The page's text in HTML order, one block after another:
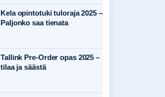
Kela opintotuki tuloraja 2025 –
Paljonko saa tienata
Tallink Pre-Order opas 2025 –
tilaa ja säästä